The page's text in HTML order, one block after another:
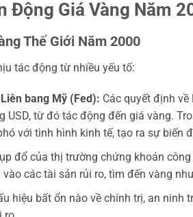
Động Giá Vàng Năm
Thế Giới Năm 2000
tác động từ nhiều yếu tố:
bang Mỹ (Fed): Các quyết định
USD, từ đó tác động đến giá vàng.
với tình hình kinh tế, tạo ra sự biến
đổ của thị trường chứng khoán
các tài sản rủi ro, tìm đến vàng
hiệu bất ổn nào về chính trị, an ninh